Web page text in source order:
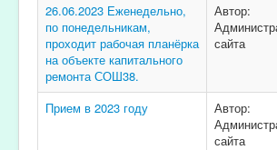
26.06.2023 Еженедельно,
по понедельникам,
проходит рабочая планёрка
на объекте капитального
ремонта СОШ38.
Автор:
сайта
Прием в 2023 году
Автор:
сайта